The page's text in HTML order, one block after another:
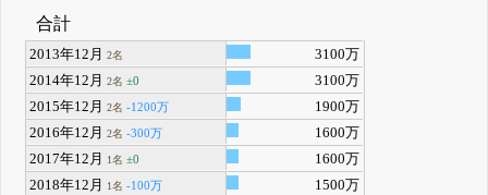
合計
2013年12月2名
3100万
2014年12月2名 ±0
3100万
2015年12月2名 -1200万
1900万
2016年12月2名 -300万
1600万
2017年12月
1名 ±0
1600万
2018年12月
1名 -100万
1500万